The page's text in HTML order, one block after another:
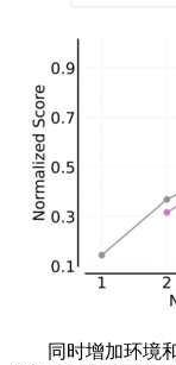
同时增加环境和